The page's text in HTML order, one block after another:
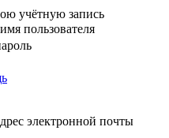
учётную запись
пользователя
электронной почты